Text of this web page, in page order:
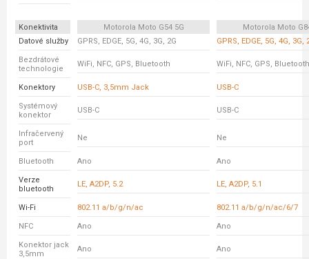
Konektivita Motorola Moto G54 5G
Motorola Moto
Datové služby
GPRS, EDGE, 5G, 4G, 3G, 2G GPRS, EDGE, 5G, 4G, 3G,
Bezdrátové
technologie
WiFi, NFC, GPS, Bluetooth WiFi, NFC, GPS, Bluetooth
Konektory USB-C, 3,5mm Jack USB-C
Systémový
konektor
USB-C USB-C
Infračervený
port
Ne Ne
Bluetooth Ano Ano
Verze
bluetooth
LE, A2DP, 5.2 LE, A2DP, 5.1
Wi-Fi 802.11 a/b/g/n/ac 802.11 a/b/g/n/ac/6/7
NFC Ano Ano
Konektor jack
3,5mm
Ano Ano